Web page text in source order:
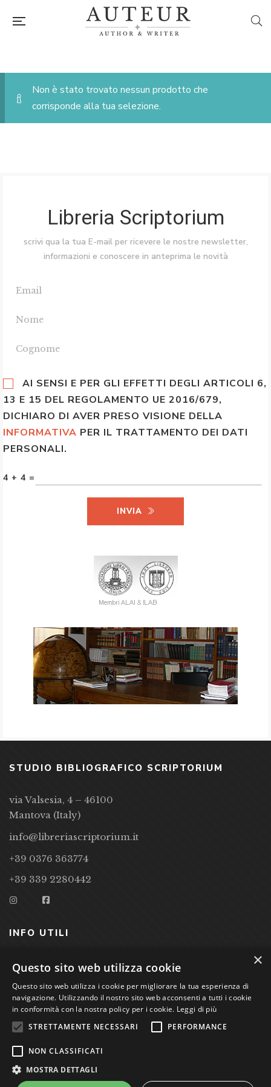
Non è stato trovato nessun prodotto che
corrisponde alla tua selezione.
Libreria Scriptorium
scrivi qua la tua E-mail per ricevere le nostre newsletter,
informazioni e conoscere in anteprima le novità
AI SENSI E PER GLI EFFETTI DEGLI ARTICOLI 6,
13 E 15 DEL REGOLAMENTO UE 2016/679,
DICHIARO DI AVER PRESO VISIONE DELLA
INFORMATIVA PER IL TRATTAMENTO DEI DATI
PERSONALI.
4 + 4 =
INVIA
STUDIO BIBLIOGRAFICO SCRIPTORIUM
via Valsesia, 4 – 46100
Mantova (Italy)
info@libreriascriptorium.it
+39 0376 363774
+39 339 2280442
INFO UTILI
CONDIZIONI DI VENDITA
PRIVACY POLICY
COOKIE POLICY
Studio Bibliografico Scriptorium Dott.ssa Sara Bassi VAT
nr. 01744000207
×
Questo sito web utilizza cookie
Questo sito web utilizza i cookie per migliorare la tua esperienza di
navigazione. Utilizzando il nostro sito web acconsenti a tutti i cookie
in conformità con la nostra policy per i cookie. Leggi di più
STRETTAMENTE NECESSARI
PERFORMANCE
NON CLASSIFICATI
MOSTRA DETTAGLI